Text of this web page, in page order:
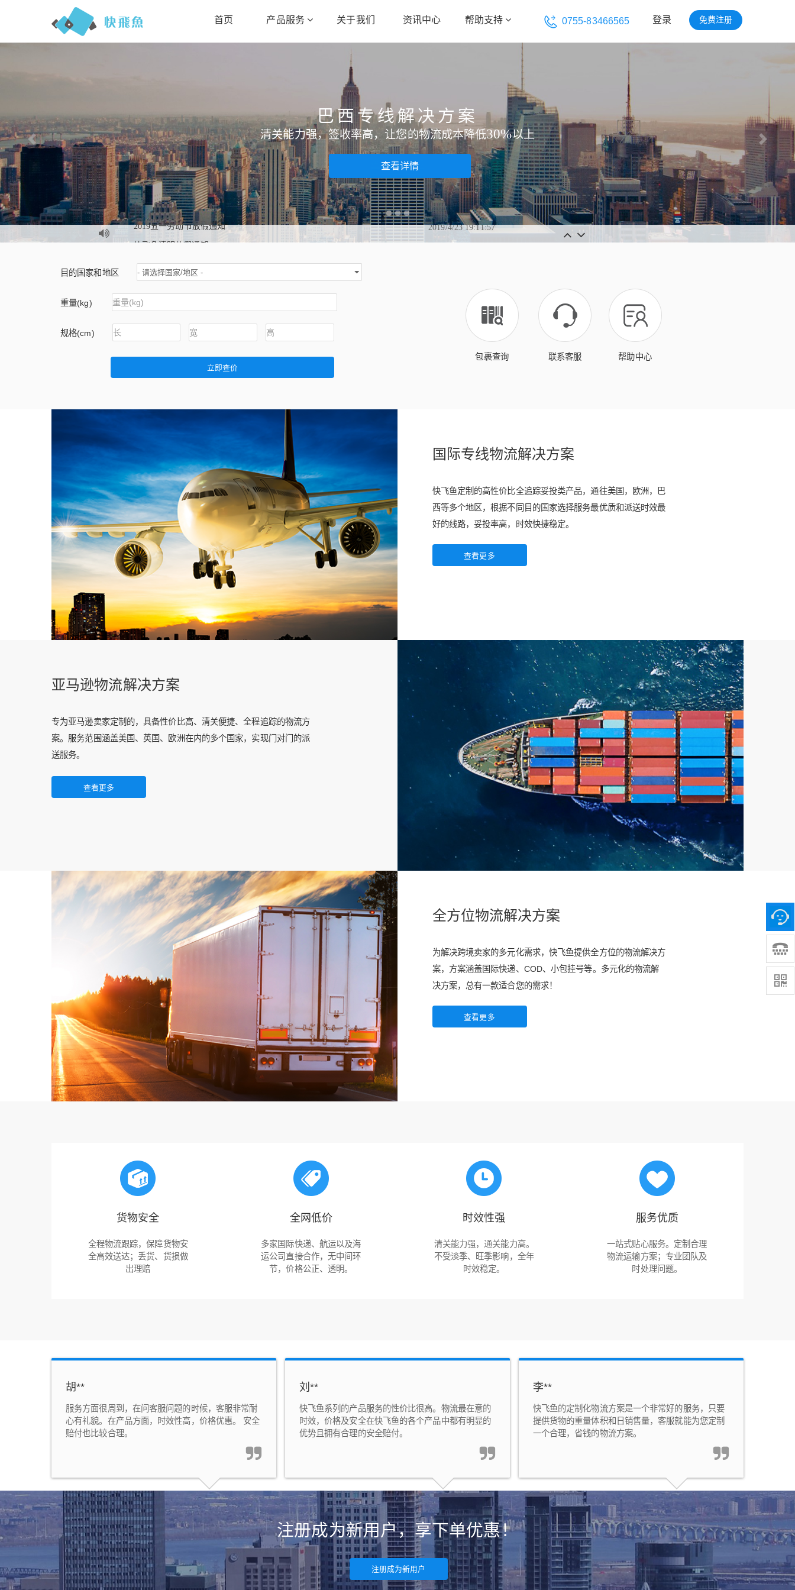
首页 产品服务 关于我们 资讯中心 帮助支持 0755-83466565 登录 免费注册
亚马逊物流解决方案
头程空运+后端派送，实现门到门的派送服务，实现货物高效运输
快飞鱼清明放假通知
2019/4/1 18:26:20
快飞鱼端午节放假通知
2019/4/29 9:58:14
2019五一劳动节放假通知
2019/4/23 19:11:57
目的国家和地区
重量(kg)
规格(cm)
包裹查询 联系客服 帮助中心
国际专线物流解决方案
快飞鱼定制的高性价比全追踪妥投类产品，通往美国，欧洲，巴
西等多个地区，根据不同目的国家选择服务最优质和派送时效最
好的线路，妥投率高，时效快捷稳定。
亚马逊物流解决方案
专为亚马逊卖家定制的，具备性价比高、清关便捷、全程追踪的物流方
案。服务范围涵盖美国、英国、欧洲在内的多个国家，实现门对门的派
送服务。
全方位物流解决方案
为解决跨境卖家的多元化需求，快飞鱼提供全方位的物流解决方
案，方案涵盖国际快递、COD、小包挂号等。多元化的物流解
决方案，总有一款适合您的需求！
货物安全
全程物流跟踪，保障货物安
全高效送达；丢货、货损做
出理赔
全网低价
多家国际快递、航运以及海
运公司直接合作，无中间环
节，价格公正、透明。
时效性强
清关能力强，通关能力高。
不受淡季、旺季影响，全年
时效稳定。
服务优质
一站式贴心服务。定制合理
物流运输方案；专业团队及
时处理问题。
胡**
服务方面很周到，在问客服问题的时候，客服非常耐
心有礼貌。在产品方面，时效性高，价格优惠。 安全
赔付也比较合理。
刘**
快飞鱼系列的产品服务的性价比很高。物流最在意的
时效，价格及安全在快飞鱼的各个产品中都有明显的
优势且拥有合理的安全赔付。
李**
快飞鱼的定制化物流方案是一个非常好的服务，只要
提供货物的重量体积和日销售量，客服就能为您定制
一个合理，省钱的物流方案。
注册成为新用户，享下单优惠！